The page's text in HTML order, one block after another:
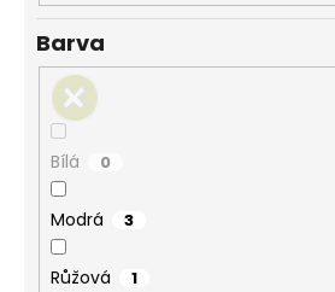
Barva
Bílá 0
Modrá 3
Růžová 1